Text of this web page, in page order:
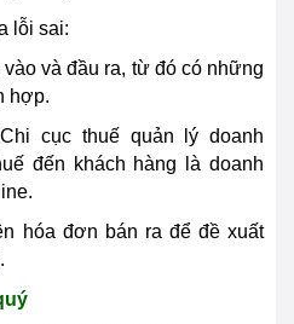
lỗi sai:
và đầu ra, từ đó có những
hợp.
cục thuế quản lý doanh
đến khách hàng là doanh
hóa đơn bán ra để đề xuất